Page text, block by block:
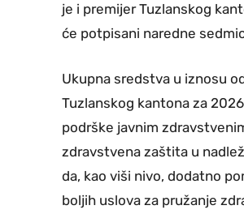
je i premijer Tuzlanskog
će potpisani naredne
Ukupna sredstva u iznosu
Tuzlanskog kantona za
podrške javnim
zdravstvena zaštita u
da, kao viši nivo, dodatno
boljih uslova za pružanje